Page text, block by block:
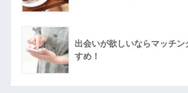
出会いが欲しいならマッチン
すめ！